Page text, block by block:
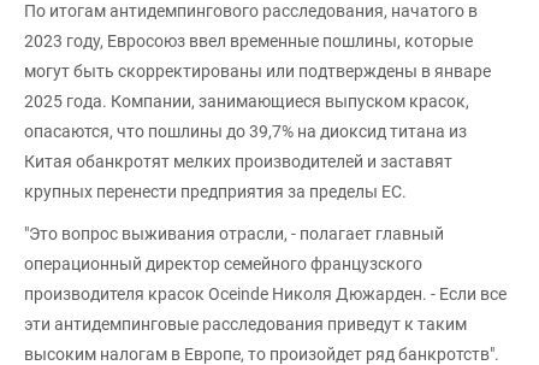
По итогам антидемпингового расследования, начатого в
2023 году, Евросоюз ввел временные пошлины, которые
могут быть скорректированы или подтверждены в январе
2025 года. Компании, занимающиеся выпуском красок,
опасаются, что пошлины до 39,7% на диоксид титана из
Китая обанкротят мелких производителей и заставят
крупных перенести предприятия за пределы ЕС.
"Это вопрос выживания отрасли, - полагает главный
операционный директор семейного французского
производителя красок Oceinde Николя Дюжарден. - Если все
эти антидемпинговые расследования приведут к таким
высоким налогам в Европе, то произойдет ряд банкротств".